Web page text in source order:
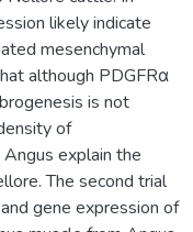
likely indicate
mesenchymal
although PDGFRα
is not
of
explain the
The second trial
gene expression of